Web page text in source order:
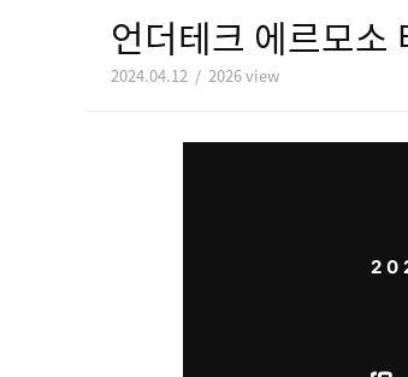
언더테크 에르모
2024.04.12 / 2026 view